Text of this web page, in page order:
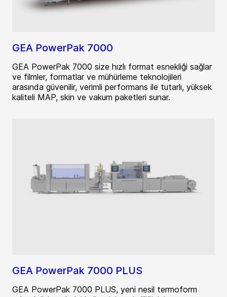
GEA PowerPak 7000
GEA PowerPak 7000 size hızlı format esnekliği sağlar
ve filmler, formatlar ve mühürleme teknolojileri
arasında güvenilir, verimli performans ile tutarlı, yüksek
kaliteli MAP, skin ve vakum paketleri sunar.
GEA PowerPak 7000 PLUS
GEA PowerPak 7000 PLUS, yeni nesil termoform